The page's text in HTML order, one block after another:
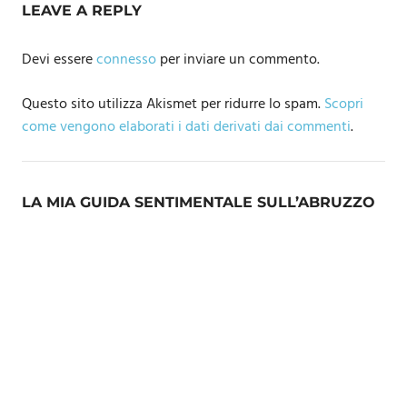
LEAVE A REPLY
Devi essereconnessoper inviare un commento.
Questo sito utilizza Akismet per ridurre lo spam.Scopri
come vengono elaborati i dati derivati dai commenti.
LA MIA GUIDA SENTIMENTALE SULL’ABRUZZO